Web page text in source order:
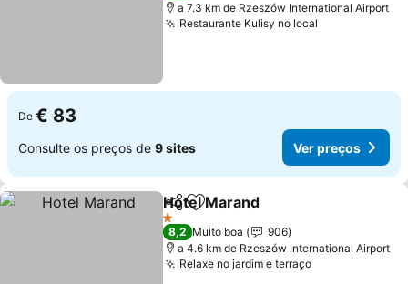
a 7.3 km de Rzeszów International Airport
Restaurante Kulisy no local
De € 83
Consulte os preços de 9 sites Ver preços
PartilharAdicionar aos favoritos
Hotel Marand
1 Estrelas
8,2 Muito boa
906
a 4.6 km de Rzeszów International Airport
Relaxe no jardim e terraço